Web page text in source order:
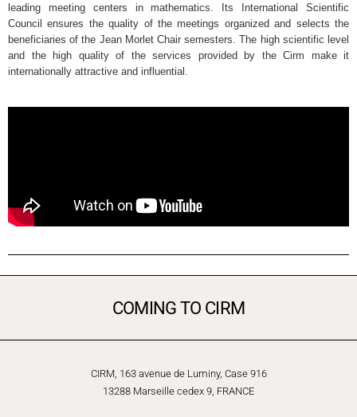
leading meeting centers in mathematics. Its International Scientific
Council ensures the quality of the meetings organized and selects the
beneficiaries of the Jean Morlet Chair semesters. The high scientific level
and the high quality of the services provided by the Cirm make it
internationally attractive and influential.
COMING TO CIRM
CIRM, 163 avenue de Luminy, Case 916
13288 Marseille cedex 9, FRANCE